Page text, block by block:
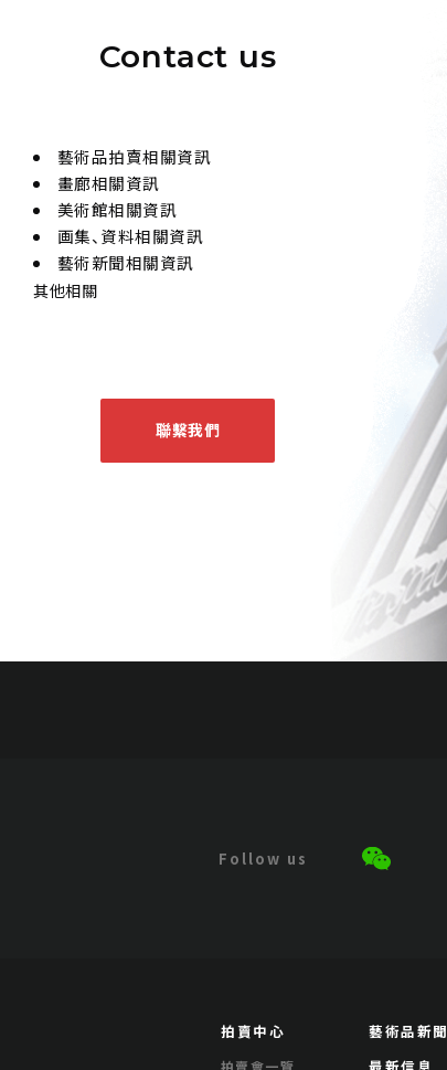
Contact us
藝術品拍賣相關資訊
畫廊相關資訊
美術館相關資訊
画集、資料相關資訊
藝術新聞相關資訊
其他相關
聯繫我們
拍賣中心
拍賣會一覽
藝術品新聞